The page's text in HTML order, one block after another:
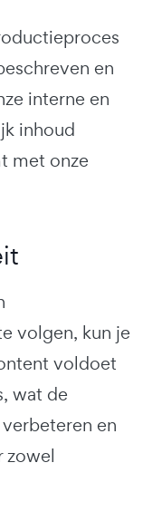
en
interne en
inhoud
met onze
volgen, kun je
voldoet
wat de
en
zowel